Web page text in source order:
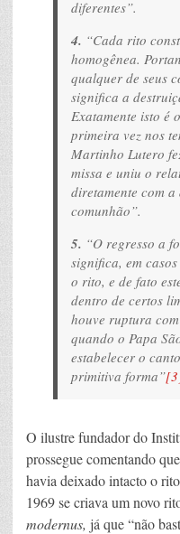
diferentes”.
4. “Cada rito
homogênea.
qualquer de seus
significa a
Exatamente isto é
primeira vez nos
Martinho Lutero
missa e uniu o
diretamente com
comunhão”.
5. “O regresso a
significa, em
o rito, e de fato
dentro de certos
houve ruptura
quando o Papa
estabelecer o
primitiva forma”
O ilustre fundador do
prossegue comentando
havia deixado intacto o
1969 se criava um novo
modernus, já que “não